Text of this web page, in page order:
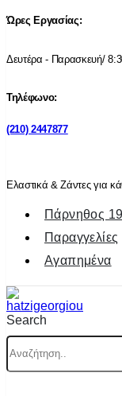
Ώρες Εργασίας:
Δευτέρα - Παρασκευή/
Τηλέφωνο:
(210) 2447877
Ελαστικά & Ζάντες για
Πάρνηθος
Παραγγελίες
Αγαπημένα
Search